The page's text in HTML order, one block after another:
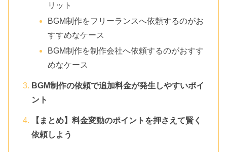
リット
BGM制作をフリーランスへ依頼するのがお
すすめなケース
BGM制作を制作会社へ依頼するのがおすす
めなケース
BGM制作の依頼で追加料金が発生しやすいポイ
ント
【まとめ】料金変動のポイントを押さえて賢く
依頼しよう